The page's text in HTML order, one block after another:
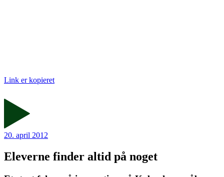
Link er kopieret
20. april 2012
Eleverne finder altid på noget